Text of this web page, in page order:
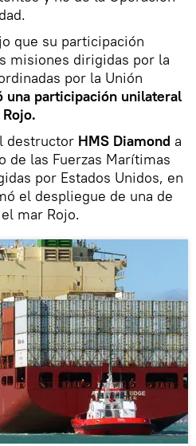
que su participación
misiones dirigidas por la
por la Unión
una participación unilateral
destructor HMS Diamond a
de las Fuerzas Marítimas
por Estados Unidos, en
el despliegue de una de
mar Rojo.